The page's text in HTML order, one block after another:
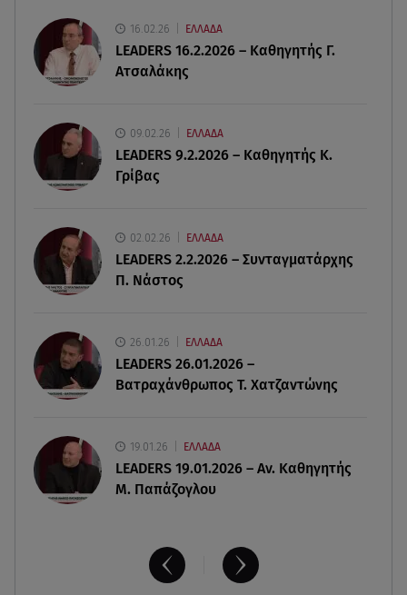
Οι πόζες με μαγιό
07.08.26 , 14:05
07.08.26 , 14:00
K-beauty blush: Τα viral ρουζ που υπόσχονται το
07.08.26 , 13:42
Παραλίες: Πάνω από 1.500 έλεγχοι - Στη μάχη
drones και νέες τεχνολογίες
Καινούργιου:Πένθος για συνεργάτιδά της «Θα
μου λείπεις πάντα και για πάντα»
16.02.26 ΕΛΛΑΔΑ
LEADERS 16.2.2026 – Καθηγητής Γ.
Ατσαλάκης
09.02.26 ΕΛΛΑΔΑ
LEADERS 9.2.2026 – Καθηγητής Κ.
Γρίβας
02.02.26 ΕΛΛΑΔΑ
LEADERS 2.2.2026 – Συνταγματάρχης
Π. Νάστος
26.01.26 ΕΛΛΑΔΑ
LEADERS 26.01.2026 –
Βατραχάνθρωπος Τ. Χατζαντώνης
19.01.26 ΕΛΛΑΔΑ
LEADERS 19.01.2026 – Αν. Καθηγητής
Μ. Παπάζογλου